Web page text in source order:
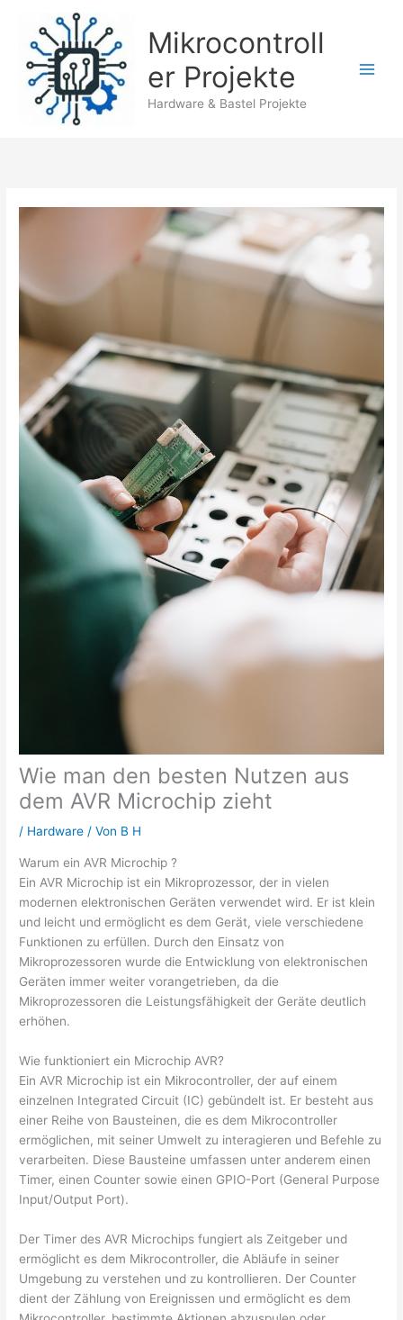
springen
Mikrocontroll
er Projekte
Hardware & Bastel Projekte
Wie man den besten Nutzen aus
dem AVR Microchip zieht
/ Hardware / Von B H
Warum ein AVR Microchip ?
Ein AVR Microchip ist ein Mikroprozessor, der in vielen
modernen elektronischen Geräten verwendet wird. Er ist klein
und leicht und ermöglicht es dem Gerät, viele verschiedene
Funktionen zu erfüllen. Durch den Einsatz von
Mikroprozessoren wurde die Entwicklung von elektronischen
Geräten immer weiter vorangetrieben, da die
Mikroprozessoren die Leistungsfähigkeit der Geräte deutlich
erhöhen.
Wie funktioniert ein Microchip AVR?
Ein AVR Microchip ist ein Mikrocontroller, der auf einem
einzelnen Integrated Circuit (IC) gebündelt ist. Er besteht aus
einer Reihe von Bausteinen, die es dem Mikrocontroller
ermöglichen, mit seiner Umwelt zu interagieren und Befehle zu
verarbeiten. Diese Bausteine umfassen unter anderem einen
Timer, einen Counter sowie einen GPIO-Port (General Purpose
Input/Output Port).
Der Timer des AVR Microchips fungiert als Zeitgeber und
ermöglicht es dem Mikrocontroller, die Abläufe in seiner
Umgebung zu verstehen und zu kontrollieren. Der Counter
dient der Zählung von Ereignissen und ermöglicht es dem